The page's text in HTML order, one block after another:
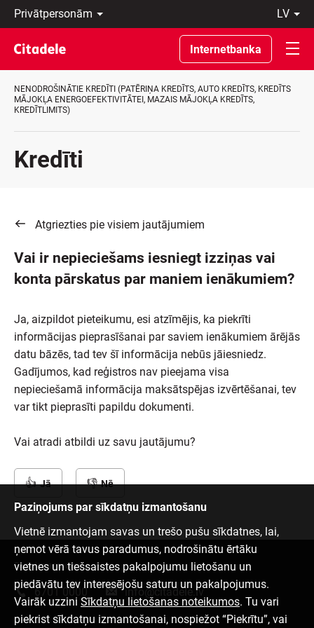
Privātpersonām
Uzņēmumiem
Private
Banking
Par
banku
C
REWARDS
lv
Latviski
По-
русски
In
English
Internetbanka
NENODROŠINĀTIE KREDĪTI (PATĒRIŅA KREDĪTS, AUTO KREDĪTS, KREDĪTS
MĀJOKĻA ENERGOEFEKTIVITĀTEI, MAZAIS MĀJOKĻA KREDĪTS,
KREDĪTLIMITS)
Kredīti
Atgriezties pie visiem jautājumiem
Vai ir nepieciešams iesniegt izziņas vai
konta pārskatus par maniem ienākumiem?
Ja, aizpildot pieteikumu, esi atzīmējis, ka piekrīti
informācijas pieprasīšanai par saviem ienākumiem ārējās
datu bāzēs, tad tev šī informācija nebūs jāiesniedz.
Gadījumos, kad reģistros nav pieejama visa
nepieciešamā informācija maksātspējas izvērtēšanai, tev
var tikt pieprasīti papildu dokumenti.
Vai atradi atbildi uz savu jautājumu?
Jā Nē
Paziņojums par sīkdatņu izmantošanu
Vietnē izmantojam savas un trešo pušu sīkdatnes, lai,
ņemot vērā tavus paradumus, nodrošinātu ērtāku
vietnes un tiešsaistes pakalpojumu lietošanu un
piedāvātu tev interesējošu saturu un pakalpojumus.
Vairāk uzzini Sīkdatņu lietošanas noteikumos. Tu vari
piekrist sīkdatņu izmantošanai, nospiežot “Piekrītu”, vai
Sazinies ar mums
6701 0000 info@citadele.lv